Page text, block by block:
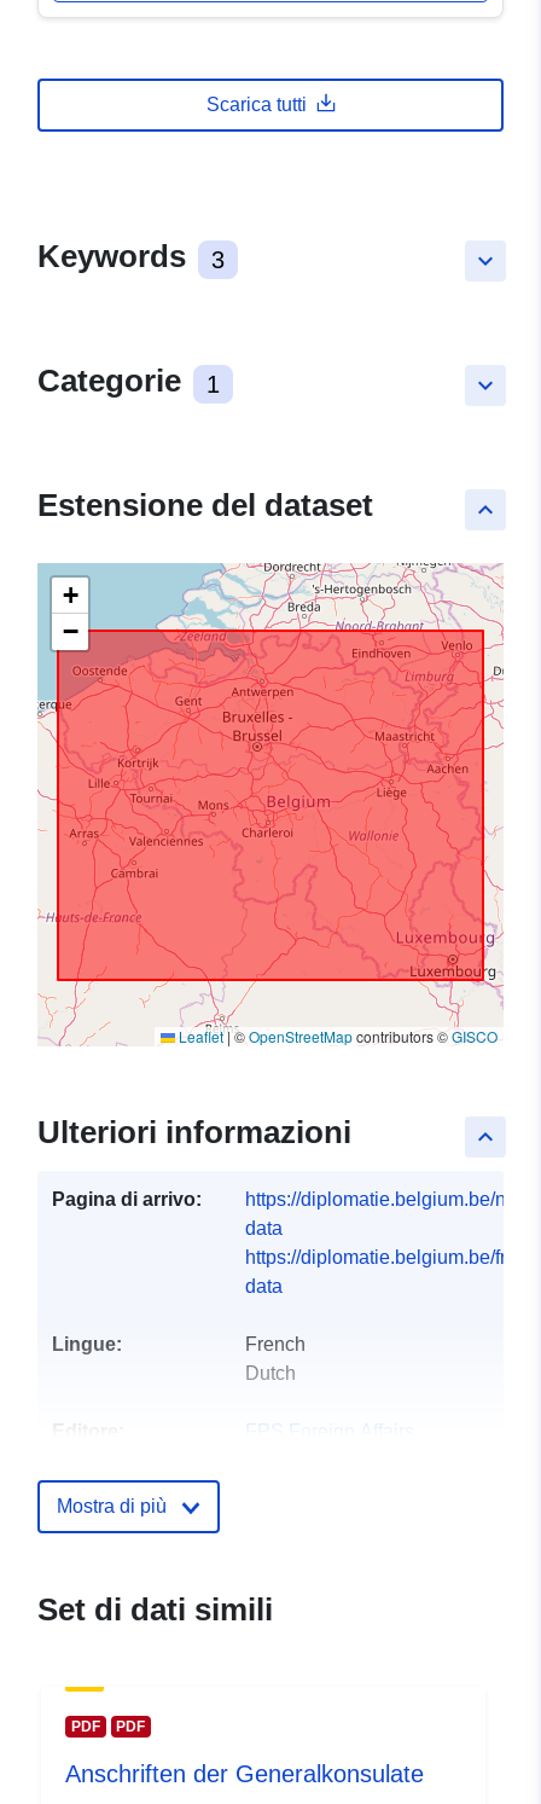
Scarica tutti
keyboard_arrow_down
Keywords 3
keyboard_arrow_down
Categorie 1
keyboard_arrow_up
Estensione del dataset
+
−
Leaflet|©OpenStreetMapcontributors ©GISCO
keyboard_arrow_up
Ulteriori informazioni
Pagina di arrivo:
https://diplomatie.belgium.be/nl/
data
https://diplomatie.belgium.be/fr/
data
Lingue:
French
Dutch
Editore:
FPS Foreign Affairs
mailto:contact@diplobel.fed.be
Registro del
catalogo:
29 July 2026
Mostra di più
Set di dati simili
PDF PDF
Anschriften der Generalkonsulate